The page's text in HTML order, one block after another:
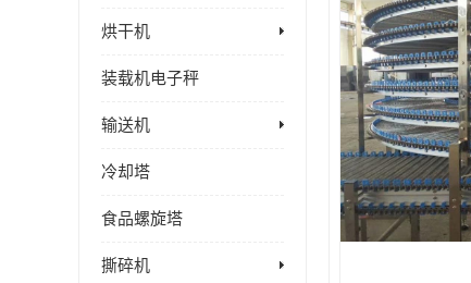
烘干机
装载机电子秤
输送机
冷却塔
食品螺旋塔
撕碎机